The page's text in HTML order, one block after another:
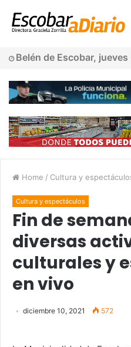
Belén de Escobar,
Home / Cultura y
Cultura y espectáculos
Fin de
diversas
culturales y
en vivo
diciembre 10, 2021 572